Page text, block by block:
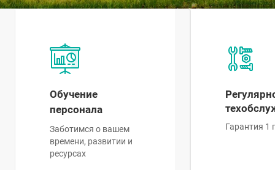
Обучение
персонала
Заботимся о вашем
времени, развитии и
ресурсах
Гарантия 1